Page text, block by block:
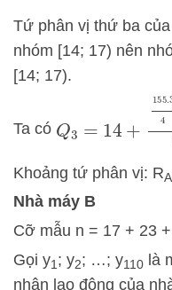
Tứ phân vị thứ ba
nhóm [14; 17) nên
[14; 17).
Ta có
155.3
Khoảng tứ phân vị: R
Nhà máy B
Cỡ mẫu n = 17 + 23
Gọi y1 ; y2; …; y110 là
nhân lao động của